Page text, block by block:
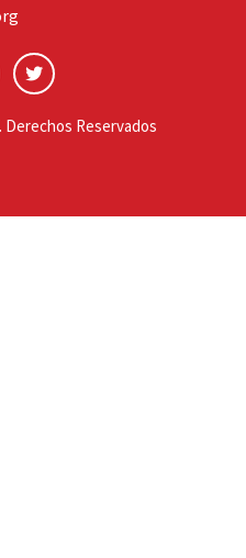
Derechos Reservados